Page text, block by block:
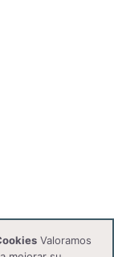
Valoramos